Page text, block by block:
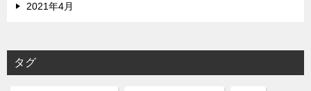
2021年4月
タグ